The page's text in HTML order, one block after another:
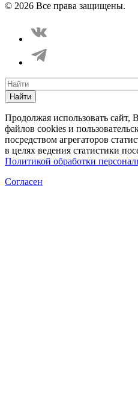
© 2026 Все права защищены.
Найти
Продолжая использовать сайт,
файлов cookies и
посредством агрегаторов
в целях ведения статистики
Политикой обработки
Согласен